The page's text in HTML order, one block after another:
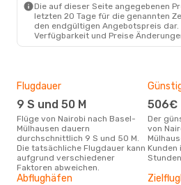
Die auf dieser Seite angegebenen
letzten 20 Tage für die genannten
den endgültigen Angebotspreis
Verfügbarkeit und Preise
Flugdauer
9 S und 50 M
Flüge von Nairobi nach Basel-
Mülhausen dauern
durchschnittlich 9 S und 50 M.
Die tatsächliche Flugdauer kann
aufgrund verschiedener
Faktoren abweichen.
506€
Der günstigste einfache Flug
von
Kunden
Abflughäfen